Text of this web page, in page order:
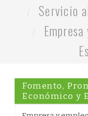
Servicio
Fomento,
Económico y